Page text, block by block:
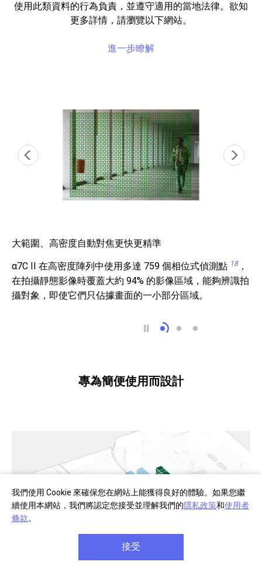
我們使用 Cookie 來確保您在網站上能獲得良好的體驗。如果您繼
續使用本網站，我們將認定您接受並理解我們的隱私政策和使用者
條款。
接受
使用此類資料的行為負責，並遵守適用的當地法律。欲知
更多詳情，請瀏覽以下網站。
進一步瞭解
大範圍、高密度自動對
EV -4.0 低光準確自
使用自動對焦/
大範圍、高密度自動對焦更快更精準
α7C II 在高密度陣列中使用多達 759 個相位式偵測點 18，
在拍攝靜態影像時覆蓋大約 94% 的影像區域，能夠辨識拍
攝對象，即使它們只佔據畫面的一小部分區域。
專為簡便使用而設計